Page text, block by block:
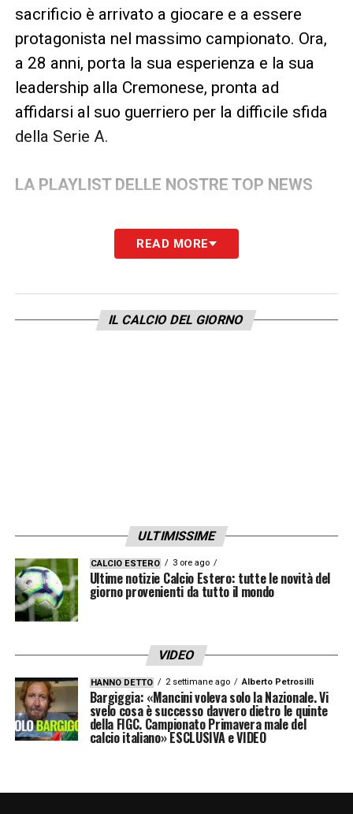
sacrificio è arrivato a giocare e a essere
protagonista nel massimo campionato. Ora,
a 28 anni, porta la sua esperienza e la sua
leadership alla Cremonese, pronta ad
affidarsi al suo guerriero per la difficile sfida
della Serie A.
LA PLAYLIST DELLE NOSTRE TOP NEWS
READ MORE
IL CALCIO DEL GIORNO
ULTIMISSIME
CALCIO ESTERO 3 ore ago
Ultime notizie Calcio Estero: tutte le novità del
giorno provenienti da tutto il mondo
VIDEO
HANNO DETTO 2 settimane ago Alberto Petrosilli
Bargiggia: «Mancini voleva solo la Nazionale. Vi
svelo cosa è successo davvero dietro le quinte
della FIGC. Campionato Primavera male del
calcio italiano» ESCLUSIVA e VIDEO